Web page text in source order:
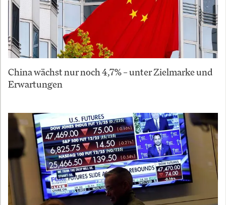
China wächst nur noch 4,7% – unter Zielmarke und
Erwartungen